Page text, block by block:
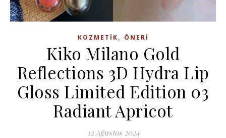
KOZMETIK, ÖNERI
Kiko Milano Gold
Reflections 3D Hydra Lip
Gloss Limited Edition 03
Radiant Apricot
12 Ağustos 2024